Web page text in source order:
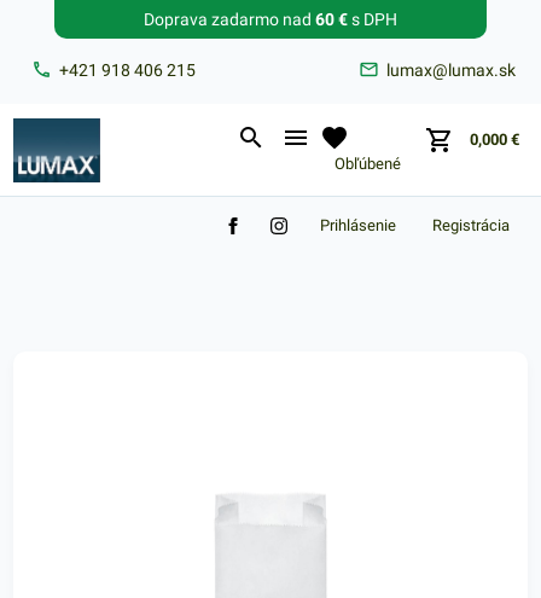
+421 918 406 215 lumax@lumax.sk
Doprava zadarmo nad 60 €s DPH
Obľúbené
0,000 €
Zabudnuté heslo?
Registrácia
Prihlásenie